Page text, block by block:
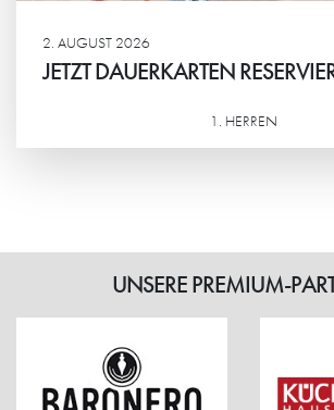
2. AUGUST 2026
JETZT DAUERKARTEN
1. HERREN
UNSERE PREMIUM-